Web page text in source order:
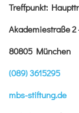
Treffpunkt:
Akademiestraße 2
80805 München
(089) 3615295
mbs-stiftung.de